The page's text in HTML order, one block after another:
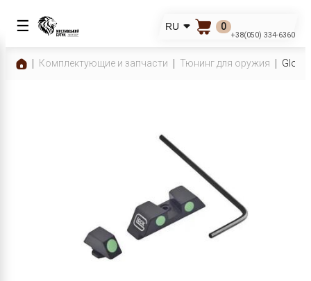
☰ RU 0
+38(050) 334-6360
Комплектующие и запчасти Тюнинг для оружия